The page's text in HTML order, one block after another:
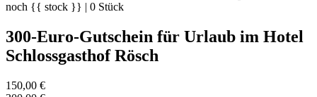
noch {{ stock }} | 0 Stück
300-Euro-Gutschein für Urlaub im Hotel
Schlossgasthof Rösch
150,00 €